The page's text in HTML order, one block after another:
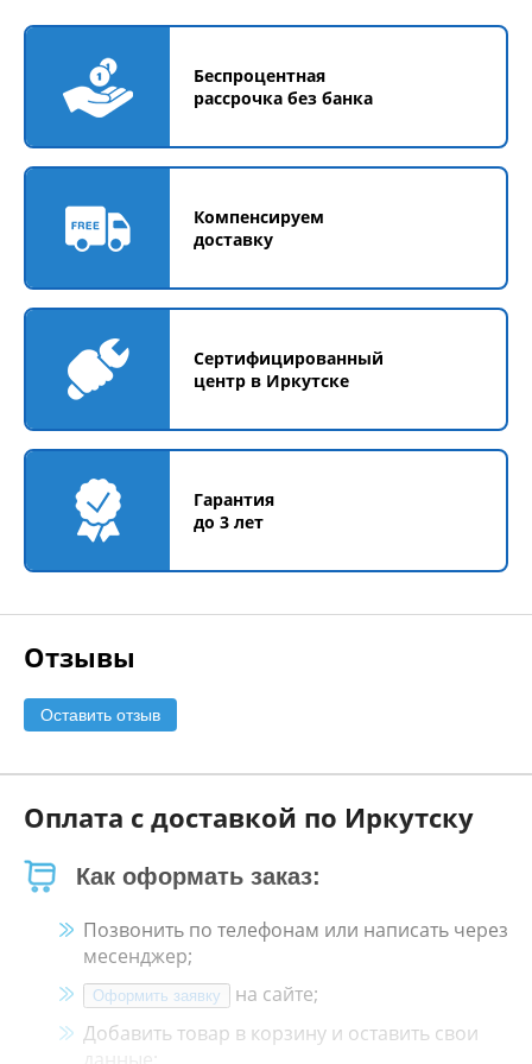
Беспроцентная
рассрочка без банка
Компенсируем
доставку
Сертифицированный
центр в Иркутске
Гарантия
до 3 лет
Отзывы
Оставить отзыв
Оплата с доставкой по Иркутску
Как оформать заказ:
Позвонить по телефонам или написать через
месенджер;
Оформить заявку
на сайте;
Добавить товар в корзину и оставить свои